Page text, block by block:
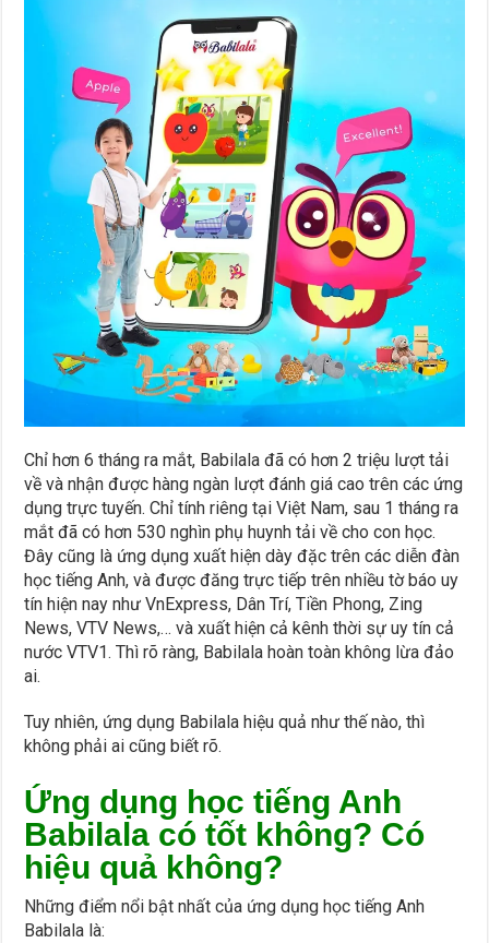
Chỉ hơn 6 tháng ra mắt, Babilala đã có hơn 2 triệu lượt tải
về và nhận được hàng ngàn lượt đánh giá cao trên các ứng
dụng trực tuyến. Chỉ tính riêng tại Việt Nam, sau 1 tháng ra
mắt đã có hơn 530 nghìn phụ huynh tải về cho con học.
Đây cũng là ứng dụng xuất hiện dày đặc trên các diễn đàn
học tiếng Anh, và được đăng trực tiếp trên nhiều tờ báo uy
tín hiện nay như VnExpress, Dân Trí, Tiền Phong, Zing
News, VTV News,… và xuất hiện cả kênh thời sự uy tín cả
nước VTV1. Thì rõ ràng, Babilala hoàn toàn không lừa đảo
ai.
Tuy nhiên, ứng dụng Babilala hiệu quả như thế nào, thì
không phải ai cũng biết rõ.
Ứng dụng học tiếng Anh
Babilala có tốt không? Có
hiệu quả không?
Những điểm nổi bật nhất của ứng dụng học tiếng Anh
Babilala là: